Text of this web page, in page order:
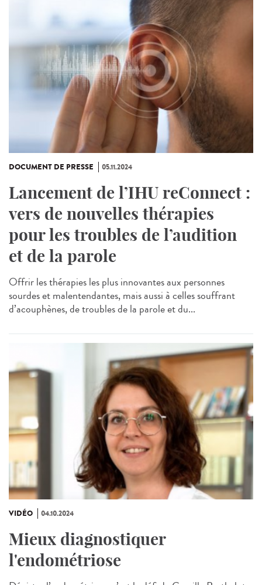
DOCUMENT DE PRESSE 05.11.2024
Lancement de l’IHU reConnect :
vers de nouvelles thérapies
pour les troubles de l’audition
et de la parole
Offrir les thérapies les plus innovantes aux personnes
sourdes et malentendantes, mais aussi à celles souffrant
d’acouphènes, de troubles de la parole et du...
VIDÉO 04.10.2024
Mieux diagnostiquer
l'endométriose